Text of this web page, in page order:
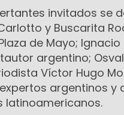
invitados se
y Buscarita
de Mayo; Ignacio
argentino;
Víctor Hugo
argentinos y
latinoamericanos.